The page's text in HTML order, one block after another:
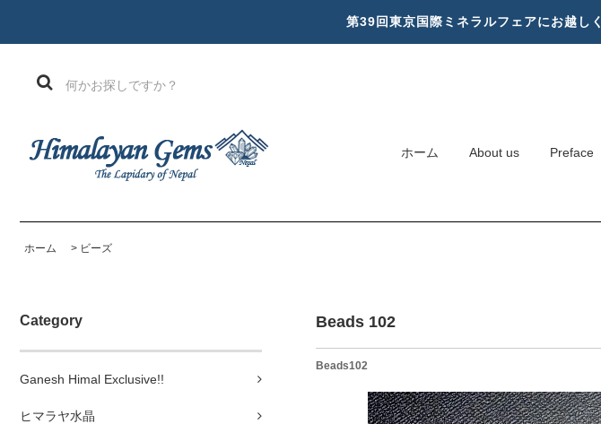
第39回東京国際ミネラルフェアにお越し
ホーム About us Preface
ホーム > ビーズ
Category
Ganesh Himal Exclusive!!
ヒマラヤ水晶
Beads 102
Beads102